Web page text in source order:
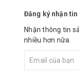
Đăng ký nhận
Nhận thông tin
nhiều hơn nữa.